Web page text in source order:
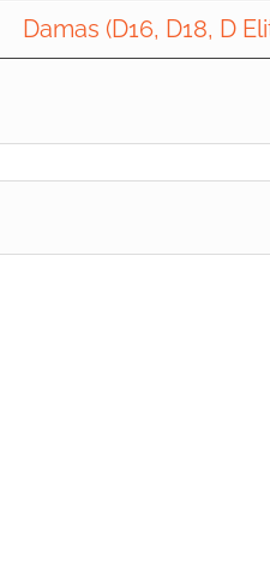
Damas (D16, D18, D